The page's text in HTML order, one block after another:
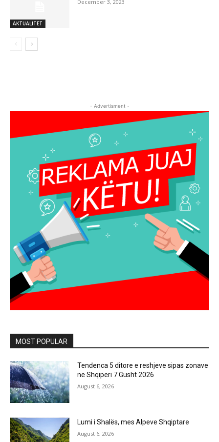
AKTUALITET
December 3, 2023
- Advertisment -
MOST POPULAR
Tendenca 5 ditore e reshjeve sipas zonave
ne Shqiperi 7 Gusht 2026
August 6, 2026
Lumi i Shalës, mes Alpeve Shqiptare
August 6, 2026